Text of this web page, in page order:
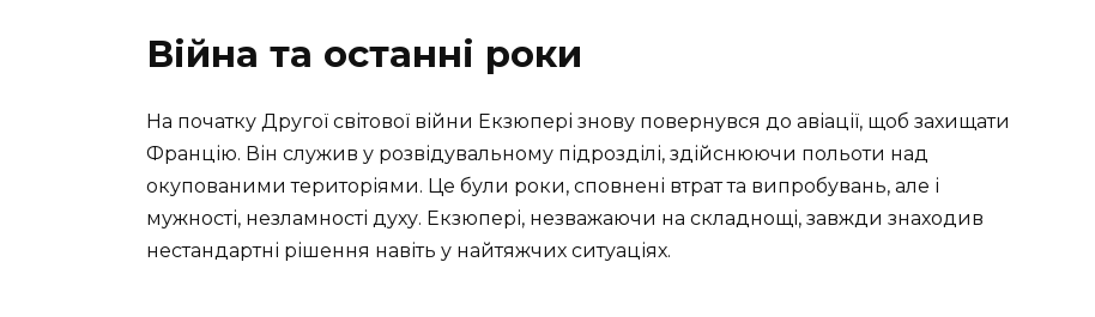
Війна та останні роки
На початку Другої світової війни Екзюпері знову повернувся до авіації, щоб захищати
Францію. Він служив у розвідувальному підрозділі, здійснюючи польоти над
окупованими територіями. Це були роки, сповнені втрат та випробувань, але і
мужності, незламності духу. Екзюпері, незважаючи на складнощі, завжди знаходив
нестандартні рішення навіть у найтяжчих ситуаціях.